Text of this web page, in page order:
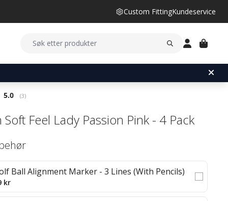
Custom FittingKundeservice
Gjennomsnittskarakter:
5.0 (stemmer:
3)
Soft Feel Lady Passion Pink - 4 Pack
Ball Alignment Marker - 3 Lines (With Pencils)
kr